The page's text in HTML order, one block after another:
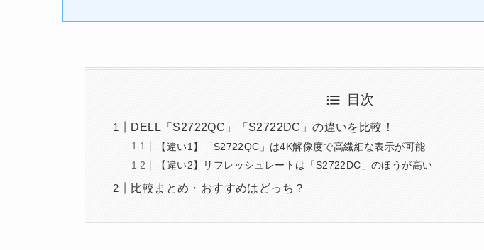
目次
DELL「S2722QC」「S2722DC」の違いを比較！
【違い1】「S2722QC」は4K解像度で高繊細な表示が可能
【違い2】リフレッシュレートは「S2722DC」のほうが高い
比較まとめ・おすすめはどっち？